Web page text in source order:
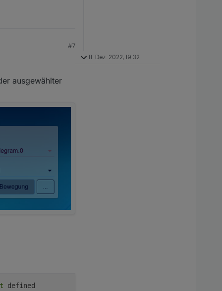
#7
ausgewählter
11. Dez. 2022, 19:32